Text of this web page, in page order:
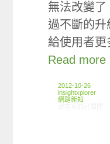
無法改變
過不斷的
給使用者更
Read more
2012-10-26
insightxplorer
網路新知